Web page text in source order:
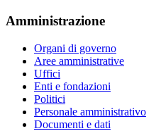
Amministrazione
Organi di governo
Aree amministrative
Uffici
Enti e fondazioni
Politici
Personale amministrativo
Documenti e dati